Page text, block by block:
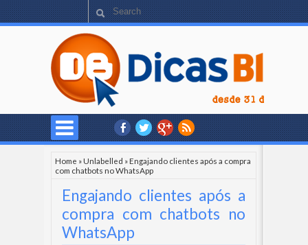
Home »Unlabelled »Engajando clientes após a compra
com chatbots no WhatsApp
Engajando clientes após a
compra com chatbots no
WhatsApp